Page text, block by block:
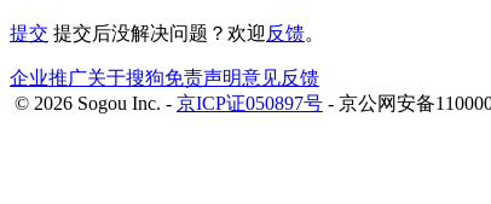
提交 提交后没解决问题？欢迎 反馈。
企业推广关于搜狗免责声明意见反馈
© 2026 Sogou Inc. - 京ICP证050897号 - 京公网安备1100